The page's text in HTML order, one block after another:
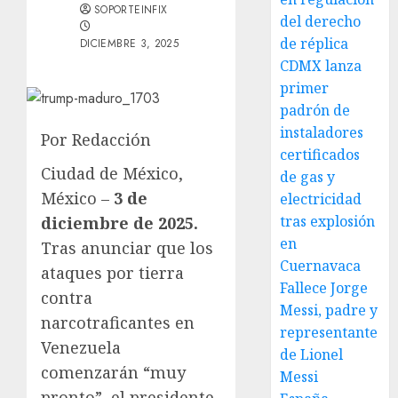
SOPORTEINFIX
DICIEMBRE 3, 2025
Por Redacción
Ciudad de México,
México – 3 de
diciembre de 2025.
Tras anunciar que los
ataques por tierra
contra
narcotraficantes en
Venezuela
comenzarán “muy
del derecho
de réplica
CDMX lanza
primer
padrón de
instaladores
certificados
de gas y
electricidad
tras explosión
en
Cuernavaca
Fallece Jorge
Messi, padre y
representante
de Lionel
Messi